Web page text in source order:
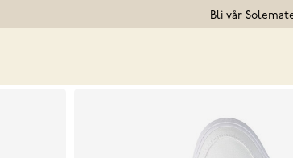
Bli vår